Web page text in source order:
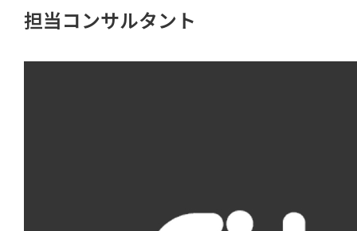
担当コンサルタント